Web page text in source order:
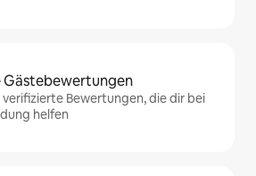
verifizierte Bewertungen, die dir bei
helfen